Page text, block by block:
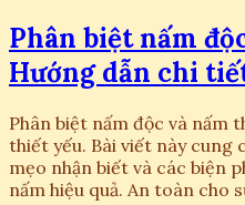
Phân biệt nấm
Hướng dẫn chi
Phân biệt nấm độc và nấm
thiết yếu. Bài viết này cung
mẹo nhận biết và các biện
nấm hiệu quả. An toàn cho